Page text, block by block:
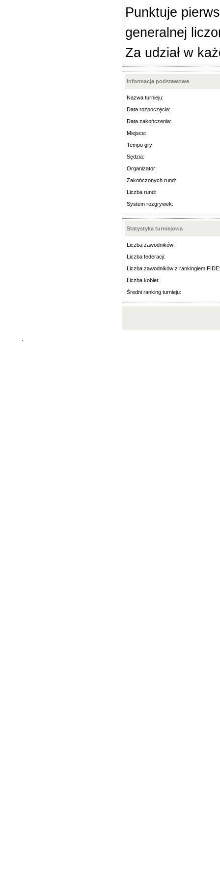
Punktuje
generalnej
Za udział w
Informacje podstawowe
Nazwa turnieju:
Data rozpoczęcia:
Data zakończenia:
Miejsce:
Tempo gry:
Sędzia:
Organizator:
Zakończonych rund:
Liczba rund:
System rozgrywek:
Statystyka turniejowa
Liczba zawodników:
Liczba federacji:
Liczba zawodników z rankingiem FIDE:
Liczba kobiet:
Średni ranking turnieju:
'